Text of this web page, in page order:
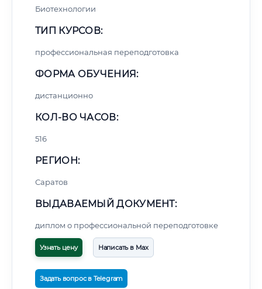
Биотехнологии
ТИП КУРСОВ:
профессиональная переподготовка
ФОРМА ОБУЧЕНИЯ:
дистанционно
КОЛ-ВО ЧАСОВ:
516
РЕГИОН:
Саратов
ВЫДАВАЕМЫЙ ДОКУМЕНТ:
диплом о профессиональной переподготовке
Узнать цену Написать в Max
Задать вопрос в Telegram